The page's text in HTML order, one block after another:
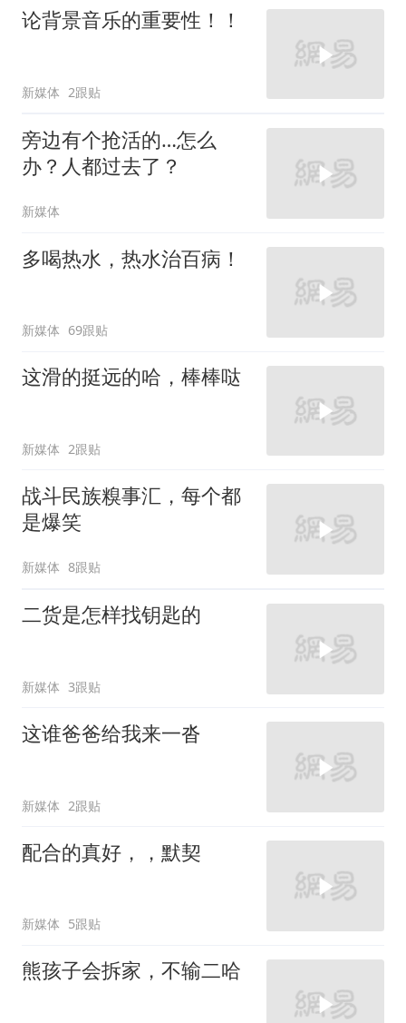
论背景音乐的重要性！！
新媒体 2跟贴
旁边有个抢活的…怎么
办？人都过去了？
新媒体
多喝热水，热水治百病！
新媒体 69跟贴
这滑的挺远的哈，棒棒哒
新媒体 2跟贴
战斗民族糗事汇，每个都
是爆笑
新媒体 8跟贴
二货是怎样找钥匙的
新媒体 3跟贴
这谁爸爸给我来一沓
新媒体 2跟贴
配合的真好，，默契
新媒体 5跟贴
熊孩子会拆家，不输二哈